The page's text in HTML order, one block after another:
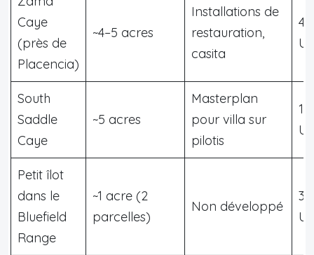
Caye
(près de
Placencia)
~4–5 acres
Installations de
restauration,
casita
4
South
Saddle
Caye
~5 acres
Masterplan
pour villa sur
pilotis
1
Petit îlot
dans le
Bluefield
Range
~1 acre (2
parcelles)
Non développé